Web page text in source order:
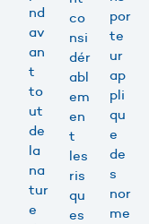
nd
av
an
t
to
ut
de
la
na
tur
e
co
nsi
dér
abl
em
en
t
les
ris
qu
es
por
te
ur
ap
pli
qu
e
de
s
nor
me